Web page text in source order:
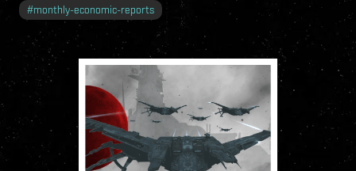
#monthly-economic-reports